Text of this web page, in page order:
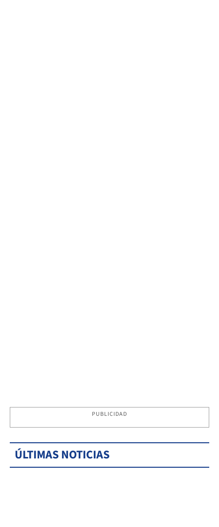
PUBLICIDAD
ÚLTIMAS NOTICIAS